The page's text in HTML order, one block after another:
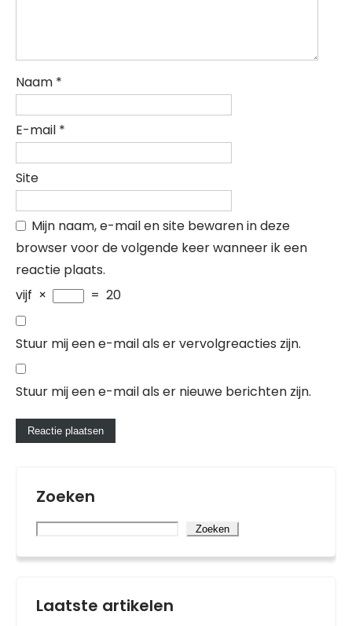
Naam *
E-mail *
Site
Mijn naam, e-mail en site bewaren in deze
browser voor de volgende keer wanneer ik een
reactie plaats.
vijf × = 20
Stuur mij een e-mail als er vervolgreacties zijn.
Stuur mij een e-mail als er nieuwe berichten zijn.
Zoeken
Zoeken
Laatste artikelen